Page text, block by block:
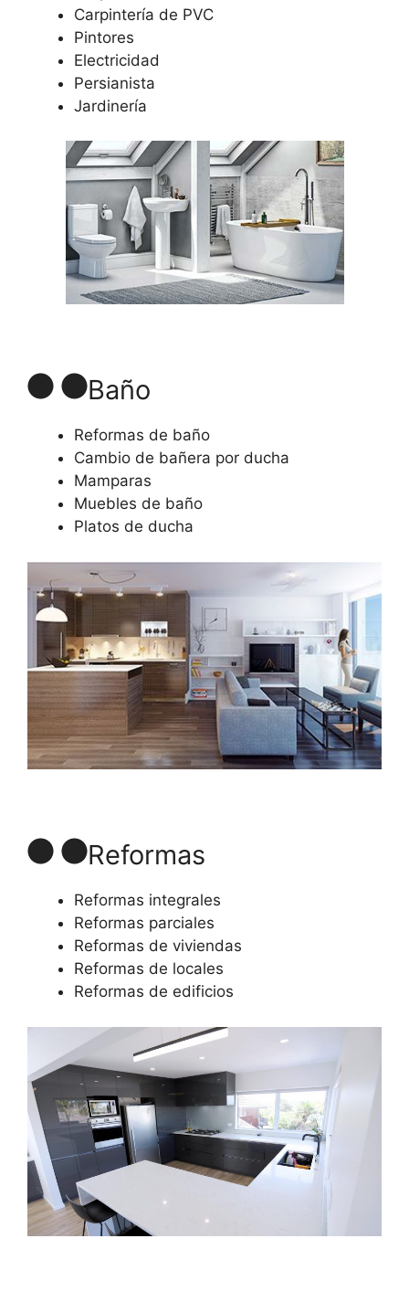
Carpintería de PVC
Pintores
Electricidad
Persianista
Jardinería
Baño
Reformas de baño
Cambio de bañera por ducha
Mamparas
Muebles de baño
Platos de ducha
Reformas
Reformas integrales
Reformas parciales
Reformas de viviendas
Reformas de locales
Reformas de edificios